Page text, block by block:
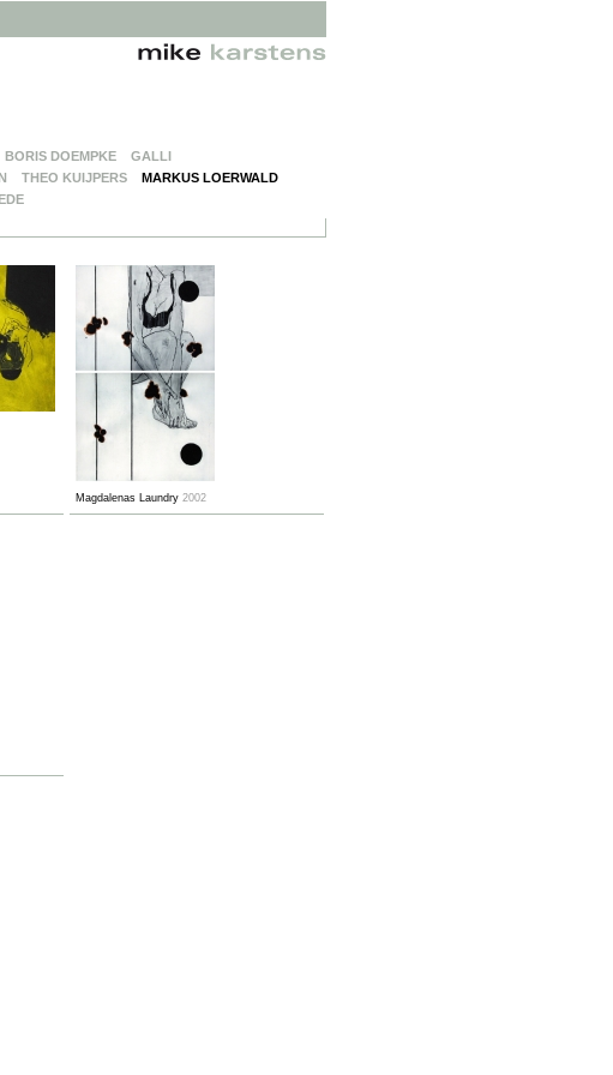
BORIS DOEMPKE
GALLI
THEO KUIJPERS
MARKUS LOERWALD
Magdalenas Laundry 2002